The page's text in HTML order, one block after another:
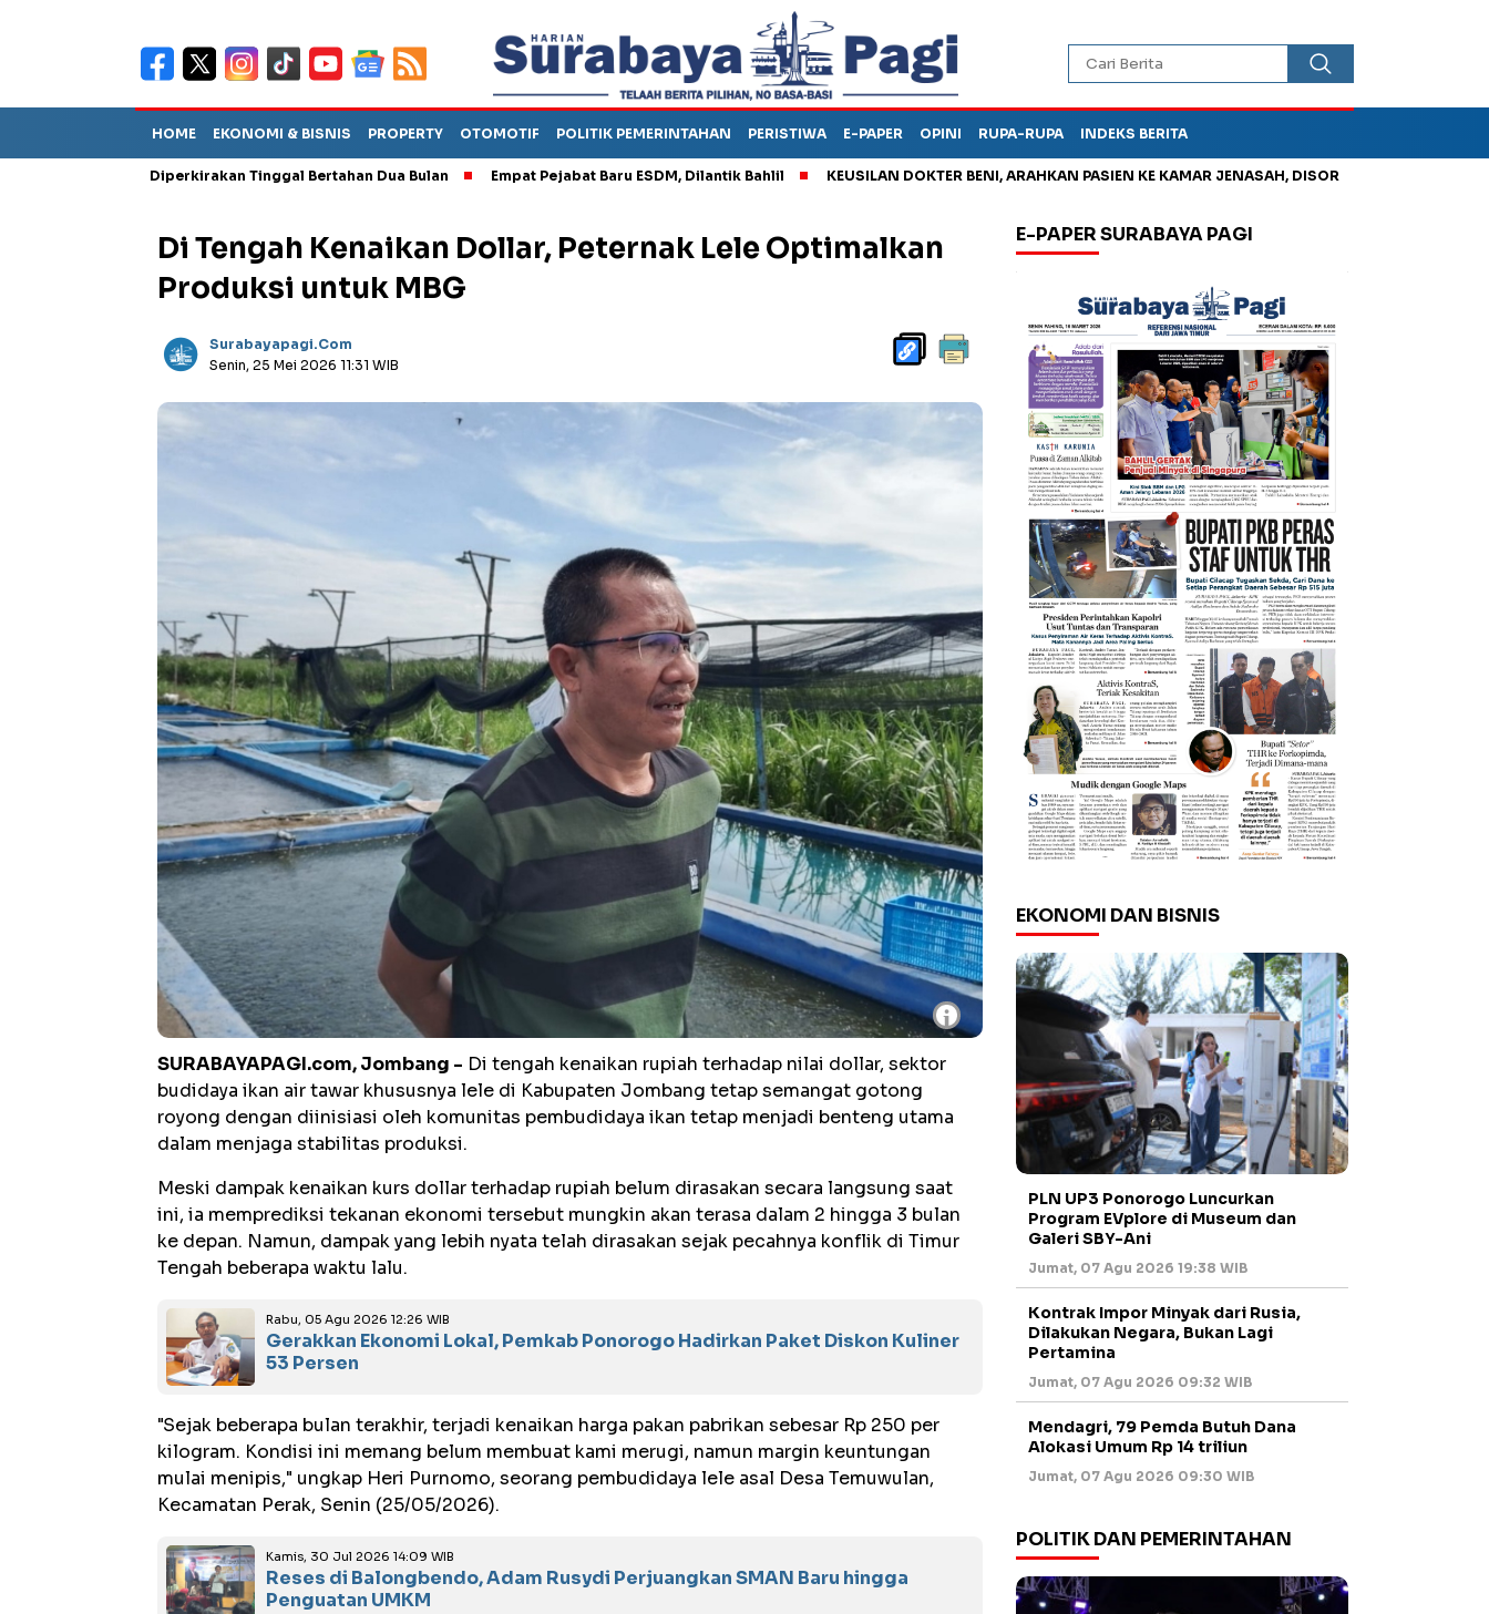
HOME EKONOMI & BISNIS PROPERTY OTOMOTIF POLITIK PEMERINTAHAN PERISTIWA E-PAPER OPINI RUPA-RUPA INDEKS BERITA
TPA Diperkirakan Tinggal Bertahan Dua Bulan Empat Pejabat Baru ESDM, Dilantik Bahlil KEUSILAN DOKTER BENI, ARAHKAN PASIEN KE KAMAR JENASAH, DISOROT Jadi Otak Mark Up
Di Tengah Kenaikan Dollar, Peternak Lele Optimalkan
Produksi untuk MBG
Surabayapagi.com
Senin, 25 Mei 2026 11:31 WIB
i
SURABAYAPAGI.com, Jombang - Di tengah kenaikan rupiah terhadap nilai dollar, sektor
budidaya ikan air tawar khususnya lele di Kabupaten Jombang tetap semangat gotong
royong dengan diinisiasi oleh komunitas pembudidaya ikan tetap menjadi benteng utama
dalam menjaga stabilitas produksi.
Meski dampak kenaikan kurs dollar terhadap rupiah belum dirasakan secara langsung saat
ini, ia memprediksi tekanan ekonomi tersebut mungkin akan terasa dalam 2 hingga 3 bulan
ke depan. Namun, dampak yang lebih nyata telah dirasakan sejak pecahnya konflik di Timur
Tengah beberapa waktu lalu.
Rabu, 05 Agu 2026 12:26 WIB
Gerakkan Ekonomi Lokal, Pemkab Ponorogo Hadirkan Paket Diskon Kuliner
53 Persen
"Sejak beberapa bulan terakhir, terjadi kenaikan harga pakan pabrikan sebesar Rp 250 per
kilogram. Kondisi ini memang belum membuat kami merugi, namun margin keuntungan
mulai menipis," ungkap Heri Purnomo, seorang pembudidaya lele asal Desa Temuwulan,
Kecamatan Perak, Senin (25/05/2026).
Kamis, 30 Jul 2026 14:09 WIB
Reses di Balongbendo, Adam Rusydi Perjuangkan SMAN Baru hingga
Penguatan UMKM
E-PAPER SURABAYA PAGI
EKONOMI DAN BISNIS
PLN UP3 Ponorogo Luncurkan
Program EVplore di Museum dan
Galeri SBY-Ani
Jumat, 07 Agu 2026 19:38 WIB
Kontrak Impor Minyak dari Rusia,
Dilakukan Negara, Bukan Lagi
Pertamina
Jumat, 07 Agu 2026 09:32 WIB
Mendagri, 79 Pemda Butuh Dana
Alokasi Umum Rp 14 triliun
Jumat, 07 Agu 2026 09:30 WIB
POLITIK DAN PEMERINTAHAN